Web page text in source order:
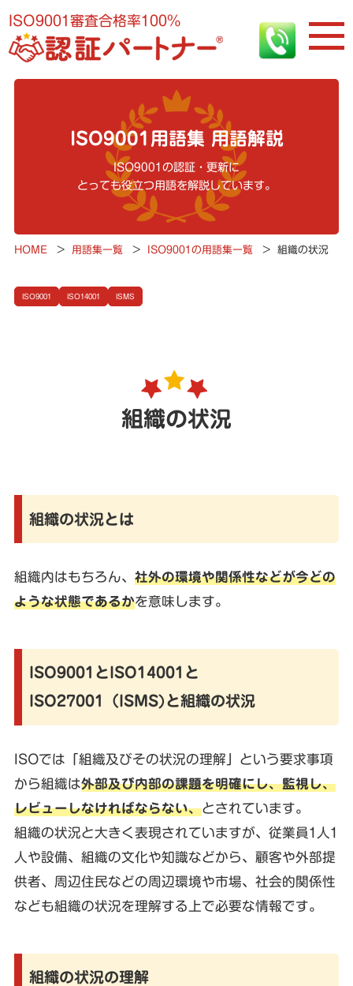
ISO9001審査合格率100%
ISO9001用語集 用語解説
ISO9001の認証・更新に
とっても役立つ用語を解説しています。
HOME > 用語集一覧 > ISO9001の用語集一覧 > 組織の状況
ISO9001 ISO14001 ISMS
組織の状況
組織の状況とは
組織内はもちろん、 社外の環境や関係性などが今どの
ような状態であるかを意味します。
ISO9001とISO14001と
ISO27001（ISMS)と組織の状況
ISOでは「組織及びその状況の理解」という要求事項
から組織は外部及び内部の課題を明確にし、監視し、
レビューしなければならない、とされています。
組織の状況と大きく表現されていますが、従業員1人1
人や設備、組織の文化や知識などから、顧客や外部提
供者、周辺住民などの周辺環境や市場、社会的関係性
なども組織の状況を理解する上で必要な情報です。
組織の状況の理解